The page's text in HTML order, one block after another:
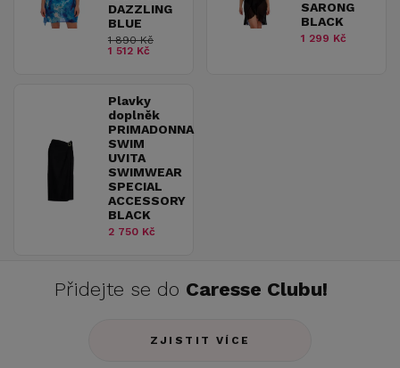
DAZZLING
BLUE
1 890 Kč
1 512 Kč
SARONG
BLACK
1 299 Kč
Plavky
doplněk
PRIMADONNA
SWIM
UVITA
SWIMWEAR
SPECIAL
ACCESSORY
BLACK
2 750 Kč
Přidejte se do Caresse Clubu!
ZJISTIT VÍCE